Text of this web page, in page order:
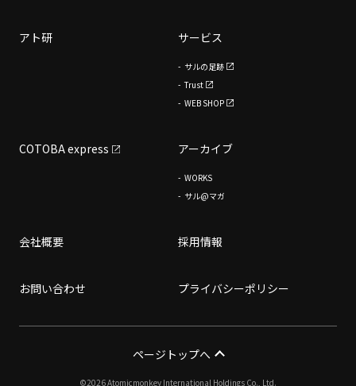
アト研 サービス
サルの足跡
Trust
WEB SHOP
COTOBA express アーカイブ
WORKS
サル@マガ
会社概要 採用情報
お問い合わせ プライバシーポリシー
ページトップへ
©2026 Atomicmonkey International Holdings Co., Ltd.